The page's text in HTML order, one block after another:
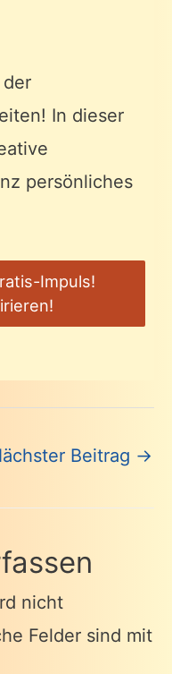
In dieser
persönliches
Impuls!
Beitrag →
nicht
Felder sind mit